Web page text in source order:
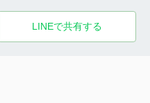
LINEで共有する